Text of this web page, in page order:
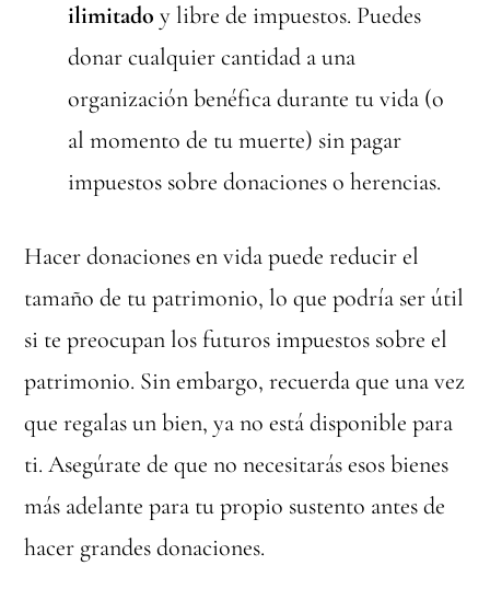
ilimitado y libre de impuestos. Puedes
donar cualquier cantidad a una
organización benéfica durante tu vida (o
al momento de tu muerte) sin pagar
impuestos sobre donaciones o herencias.
Hacer donaciones en vida puede reducir el
tamaño de tu patrimonio, lo que podría ser útil
si te preocupan los futuros impuestos sobre el
patrimonio. Sin embargo, recuerda que una vez
que regalas un bien, ya no está disponible para
ti. Asegúrate de que no necesitarás esos bienes
más adelante para tu propio sustento antes de
hacer grandes donaciones.